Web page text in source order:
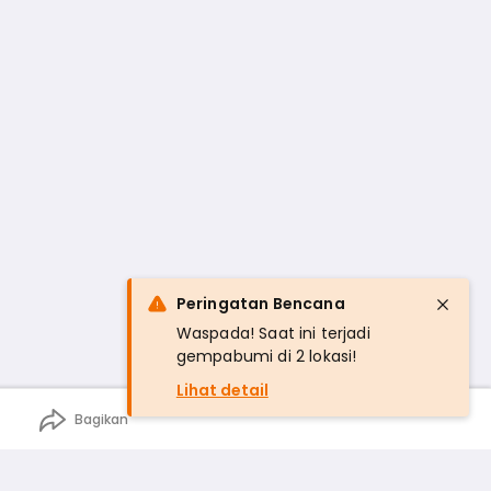
Bagikan
Peringatan Bencana
Waspada! Saat ini terjadi
gempabumi di 2 lokasi!
Lihat detail